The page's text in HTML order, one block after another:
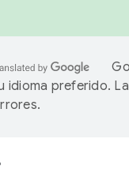
idioma preferido.